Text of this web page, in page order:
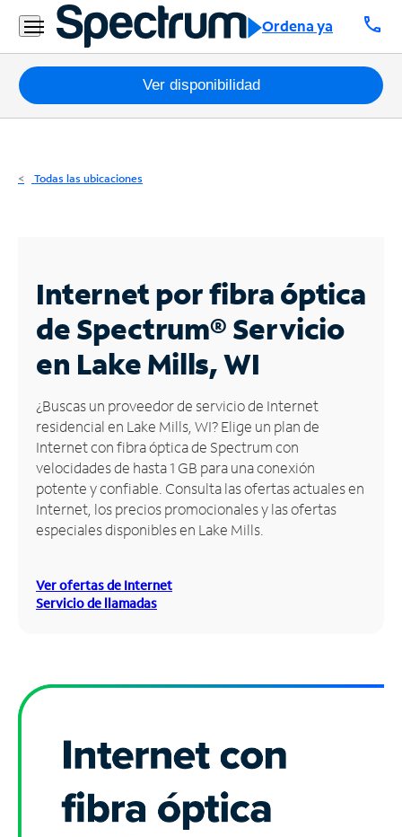
Ordena ya call
Residencial
Business
Paquetes
Internet
Business
Contáctanos
Inglés
Administrar
cuenta
Encuentra
una
tienda
Ver disponibilidad
Todas las ubicaciones
Internet por fibra óptica
de Spectrum®Servicio
en Lake Mills, WI
¿Buscas un proveedor de servicio de Internet
residencial en Lake Mills, WI? Elige un plan de
Internet con fibra óptica de Spectrum con
velocidades de hasta 1 GB para una conexión
potente y confiable. Consulta las ofertas actuales en
Internet, los precios promocionales y las ofertas
especiales disponibles en Lake Mills.
Ver ofertas de Internet
Servicio de llamadas